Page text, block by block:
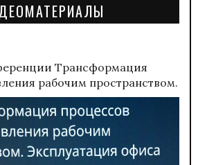
Трансформация
рабочим пространством.